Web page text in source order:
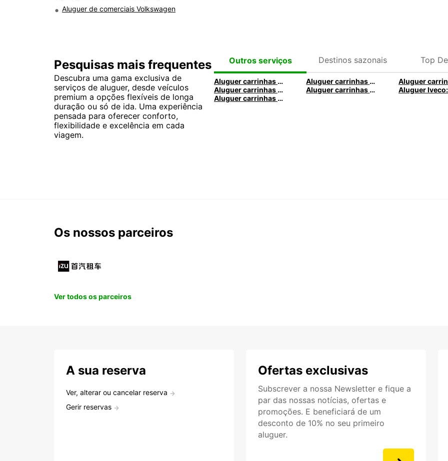
Aluguer de comerciais Volkswagen
Pesquisas mais frequentes
Descubra uma gama exclusiva de
serviços de aluguer, desde veículos
premium a opções flexíveis de longa
duração ou só de ida. Uma experiência
pensada para oferecer conforto,
flexibilidade e excelência em cada
viagem.
Outros serviços Destinos sazonais Top
Aluguer carrinhas Ford: Alugar um Ford van com a Europcar
Aluguer carrinhas mercedes com a Europcar
Aluguer carrinhas Peugeot com a Europcar
Aluguer carrinhas Renault com a Renault
Aluguer carrinhas Opel com a Europcar
Os nossos parceiros
Ver todos os parceiros
A sua reserva
Ver, alterar ou cancelar reserva
Gerir reservas
Ofertas exclusivas
Subscrever a nossa Newsletter e fique a
par das nossas notícias, ofertas e
promoções. E beneficiará de um
desconto de 10% no seu primeiro
aluguer.